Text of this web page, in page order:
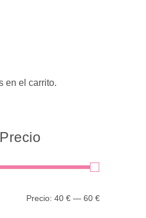
en el carrito.
Precio: 40 € — 60 €